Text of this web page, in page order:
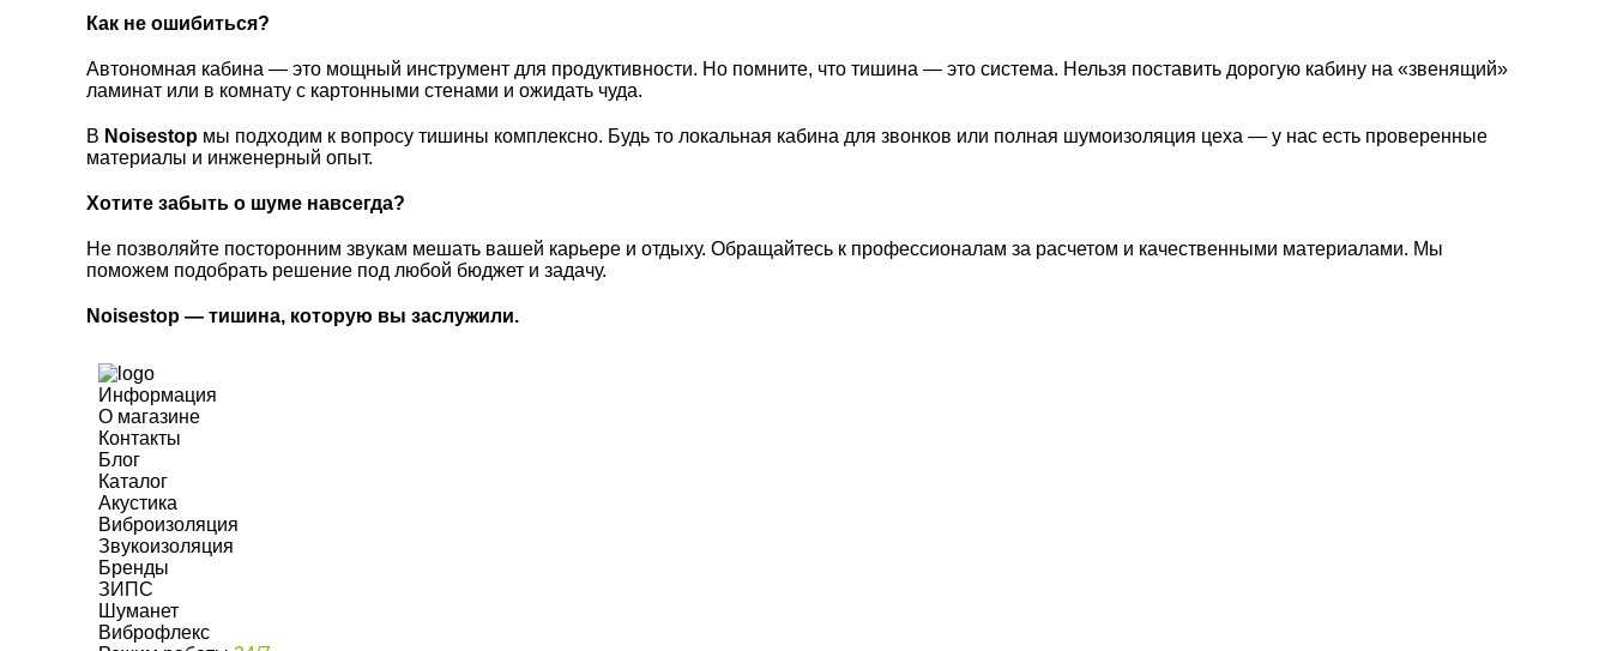
Как не ошибиться?
Автономная кабина — это мощный инструмент для продуктивности. Но помните, что тишина — это система. Нельзя поставить дорогую кабину на «звенящий»
ламинат или в комнату с картонными стенами и ожидать чуда.
В Noisestop мы подходим к вопросу тишины комплексно. Будь то локальная кабина для звонков или полная шумоизоляция цеха — у нас есть проверенные
материалы и инженерный опыт.
Хотите забыть о шуме навсегда?
Не позволяйте посторонним звукам мешать вашей карьере и отдыху. Обращайтесь к профессионалам за расчетом и качественными материалами. Мы
поможем подобрать решение под любой бюджет и задачу.
Noisestop — тишина, которую вы заслужили.
Информация
О магазине
Контакты
Блог
Каталог
Акустика
Виброизоляция
Звукоизоляция
Бренды
ЗИПС
Шуманет
Виброфлекс